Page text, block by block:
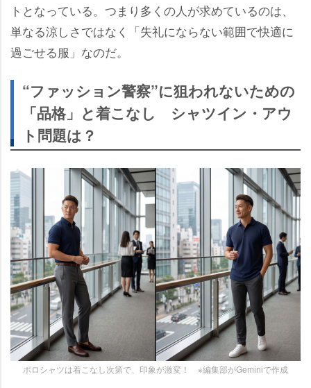
トとなっている。つまり多くの人が求めているのは、
単なる涼しさではなく「失礼にならない範囲で快適に
過ごせる服」なのだ。
“ファッション警察”に狙われないための
「品格」と着こなし シャツイン・アウ
ト問題は？
ポロシャツは着こなし次第で、印象が激変！ ※編集部がGeminiで作成